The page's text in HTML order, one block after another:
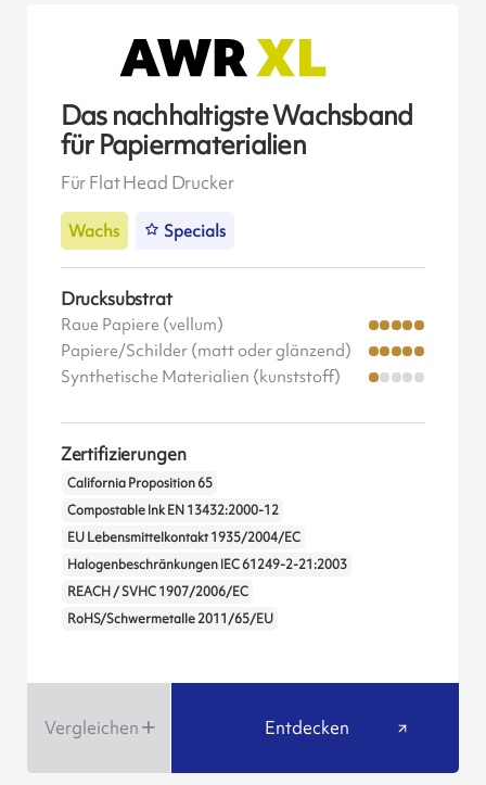
Das nachhaltigste Wachsband
für Papiermaterialien
Für Flat Head Drucker
Wachs Specials
Drucksubstrat
Raue Papiere (vellum)
Papiere/Schilder (matt oder glänzend)
Synthetische Materialien (kunststoff)
Zertifizierungen
California Proposition 65
Compostable Ink EN 13432:2000-12
EU Lebensmittelkontakt 1935/2004/EC
Halogenbeschränkungen IEC 61249-2-21:2003
REACH / SVHC 1907/2006/EC
RoHS/Schwermetalle 2011/65/EU
Vergleichen Entdecken